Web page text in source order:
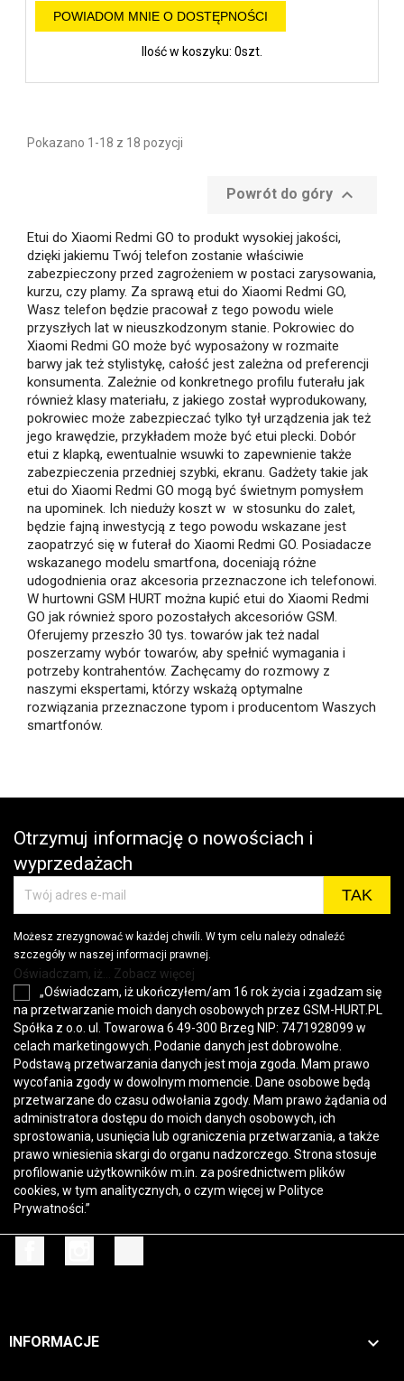
POWIADOM MNIE O DOSTĘPNOŚCI
Ilość w koszyku: 0szt.
Pokazano 1-18 z 18 pozycji
Powrót do góry 
Etui do Xiaomi Redmi GO to produkt wysokiej jakości,
dzięki jakiemu Twój telefon zostanie właściwie
zabezpieczony przed zagrożeniem w postaci zarysowania,
kurzu, czy plamy. Za sprawą etui do Xiaomi Redmi GO,
Wasz telefon będzie pracował z tego powodu wiele
przyszłych lat w nieuszkodzonym stanie. Pokrowiec do
Xiaomi Redmi GO może być wyposażony w rozmaite
barwy jak też stylistykę, całość jest zależna od preferencji
konsumenta. Zależnie od konkretnego profilu futerału jak
również klasy materiału, z jakiego został wyprodukowany,
pokrowiec może zabezpieczać tylko tył urządzenia jak też
jego krawędzie, przykładem może być etui plecki. Dobór
etui z klapką, ewentualnie wsuwki to zapewnienie także
zabezpieczenia przedniej szybki, ekranu. Gadżety takie jak
etui do Xiaomi Redmi GO mogą być świetnym pomysłem
na upominek. Ich nieduży koszt w w stosunku do zalet,
będzie fajną inwestycją z tego powodu wskazane jest
zaopatrzyć się w futerał do Xiaomi Redmi GO. Posiadacze
wskazanego modelu smartfona, doceniają różne
udogodnienia oraz akcesoria przeznaczone ich telefonowi.
W hurtowni GSM HURT można kupić etui do Xiaomi Redmi
GO jak również sporo pozostałych akcesoriów GSM.
Oferujemy przeszło 30 tys. towarów jak też nadal
poszerzamy wybór towarów, aby spełnić wymagania i
potrzeby kontrahentów. Zachęcamy do rozmowy z
naszymi ekspertami, którzy wskażą optymalne
rozwiązania przeznaczone typom i producentom Waszych
smartfonów.
Otrzymuj informację o nowościach i
wyprzedażach
Możesz zrezygnować w każdej chwili. W tym celu należy odnaleźć
szczegóły w naszej informacji prawnej.
Oświadczam, iż... Zobacz więcej
„Oświadczam, iż ukończyłem/am 16 rok życia i zgadzam się
na przetwarzanie moich danych osobowych przez GSM-HURT.PL
Spółka z o.o. ul. Towarowa 6 49-300 Brzeg NIP: 7471928099 w
celach marketingowych. Podanie danych jest dobrowolne.
Podstawą przetwarzania danych jest moja zgoda. Mam prawo
wycofania zgody w dowolnym momencie. Dane osobowe będą
przetwarzane do czasu odwołania zgody. Mam prawo żądania od
administratora dostępu do moich danych osobowych, ich
sprostowania, usunięcia lub ograniczenia przetwarzania, a także
prawo wniesienia skargi do organu nadzorczego. Strona stosuje
profilowanie użytkowników m.in. za pośrednictwem plików
cookies, w tym analitycznych, o czym więcej w Polityce
Prywatności.”
INFORMACJE 